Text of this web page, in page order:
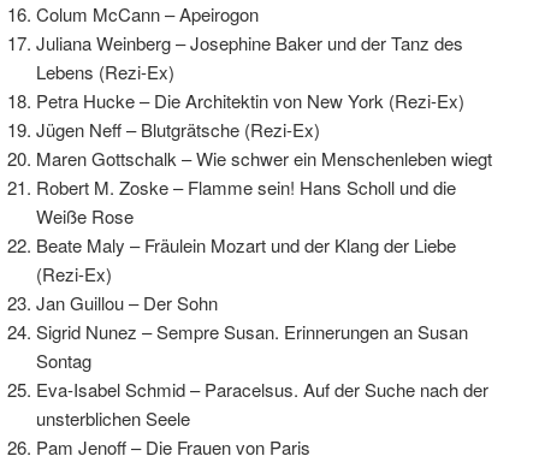
Colum McCann – Apeirogon
Juliana Weinberg – Josephine Baker und der Tanz des
Lebens (Rezi-Ex)
Petra Hucke – Die Architektin von New York (Rezi-Ex)
Jügen Neff – Blutgrätsche (Rezi-Ex)
Maren Gottschalk – Wie schwer ein Menschenleben wiegt
Robert M. Zoske – Flamme sein! Hans Scholl und die
Weiße Rose
Beate Maly – Fräulein Mozart und der Klang der Liebe
(Rezi-Ex)
Jan Guillou – Der Sohn
Sigrid Nunez – Sempre Susan. Erinnerungen an Susan
Sontag
Eva-Isabel Schmid – Paracelsus. Auf der Suche nach der
unsterblichen Seele
Pam Jenoff – Die Frauen von Paris